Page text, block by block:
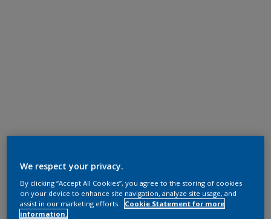
We respect your privacy.
By clicking “Accept All Cookies”, you agree to the storing of cookies
on your device to enhance site navigation, analyze site usage, and
assist in our marketing efforts.
Cookie Statement for more
information.